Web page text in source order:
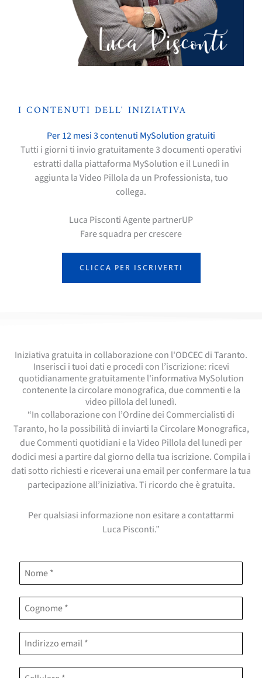
I CONTENUTI DELL' INIZIATIVA
Per 12 mesi 3 contenuti MySolution gratuiti
Tutti i giorni ti invio gratuitamente 3 documenti operativi
estratti dalla piattaforma MySolution e il Lunedì in
aggiunta la Video Pillola da un Professionista, tuo
collega.
Luca Pisconti Agente partnerUP
Fare squadra per crescere
CLICCA PER ISCRIVERTI
Iniziativa gratuita in collaborazione con l'ODCEC di Taranto.
Inserisci i tuoi dati e procedi con l’iscrizione: ricevi
quotidianamente gratuitamente l'informativa MySolution
contenente la circolare monografica, due commenti e la
video pillola del lunedì.
“In collaborazione con l’Ordine dei Commercialisti di
Taranto, ho la possibilità di inviarti la Circolare Monografica,
due Commenti quotidiani e la Video Pillola del lunedì per
dodici mesi a partire dal giorno della tua iscrizione. Compila i
dati sotto richiesti e riceverai una email per confermare la tua
partecipazione all’iniziativa. Ti ricordo che è gratuita.
Per qualsiasi informazione non esitare a contattarmi
Luca Pisconti.”